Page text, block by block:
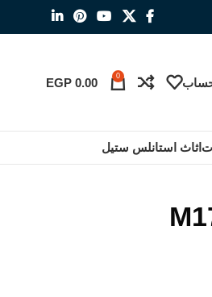
0
EGP 0.00
اثاث استانلس ستيل